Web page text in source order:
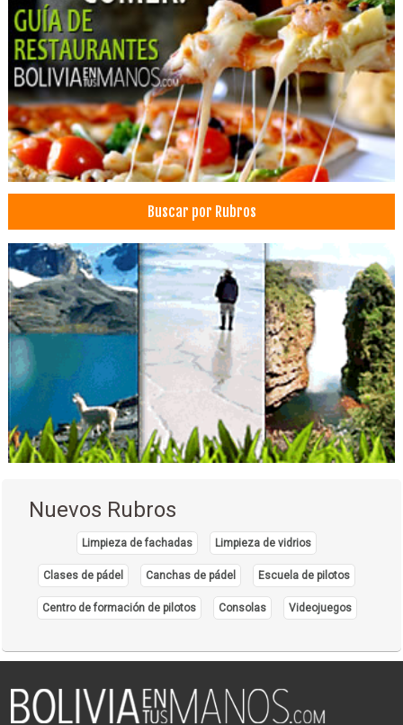
Salones de Belleza
Estilistas
Médicos Traumatólogos
Médicos Ortopedistas
Médicos Cirujanos Generales y Laparoscópicos
Médico Cirujano
Cirugía general
Médicos Coloproctólogos
Cirujanos plásticos
Cirugía Plástica
Cirugía Estética
Cirugia Plástica / Estética
Cirugías de Nariz
Médicos Cirujanos Plásticos, Estéticos y Reparadores
Restaurantes: Comida Internacional
Restaurantes: Comida Italiana
Restaurantes
Restaurantes: Comida Mediterránea
Cenas románticas
Buscar por Rubros
Nuevos Rubros
Limpieza de fachadas Limpieza de vidrios
Clases de pádel Canchas de pádel Escuela de pilotos
Centro de formación de pilotos Consolas Videojuegos